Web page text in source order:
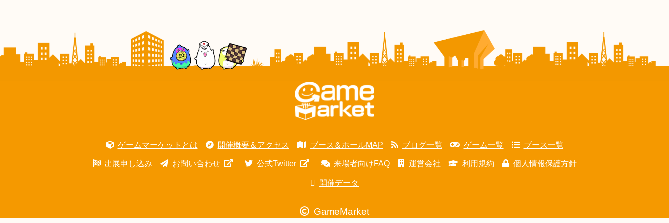
ゲームマーケットとは 開催概要＆アクセス ブース＆ホールMAP ブログ一覧 ゲーム一覧 ブース一覧
出展申し込み お問い合わせ 公式Twitter 来場者向けFAQ 運営会社 利用規約 個人情報保護方針
開催データ
GameMarket